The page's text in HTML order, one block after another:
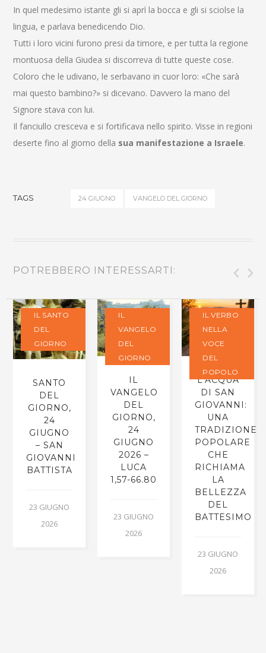
In quel medesimo istante gli si aprì la bocca e gli si sciolse la
lingua, e parlava benedicendo Dio.
Tutti i loro vicini furono presi da timore, e per tutta la regione
montuosa della Giudea si discorreva di tutte queste cose.
Coloro che le udivano, le serbavano in cuor loro: «Che sarà
mai questo bambino?» si dicevano. Davvero la mano del
Signore stava con lui.
Il fanciullo cresceva e si fortificava nello spirito. Visse in regioni
deserte fino al giorno della sua manifestazione a Israele.
TAGS 24 GIUGNO VANGELO DEL GIORNO
POTREBBERO INTERESSARTI:
IL SANTO
DEL
GIORNO
SANTO
DEL
GIORNO,
24
GIUGNO
– SAN
GIOVANNI
BATTISTA
23 GIUGNO
2026
IL
VANGELO
DEL
GIORNO
IL
VANGELO
DEL
GIORNO,
24
GIUGNO
2026 –
LUCA
1,57-66.80
23 GIUGNO
2026
IL VERBO
NELLA
VOCE
DEL
POPOLO
L’ACQUA
DI SAN
GIOVANNI:
UNA
TRADIZIONE
POPOLARE
CHE
RICHIAMA
LA
BELLEZZA
DEL
BATTESIMO
23 GIUGNO
2026